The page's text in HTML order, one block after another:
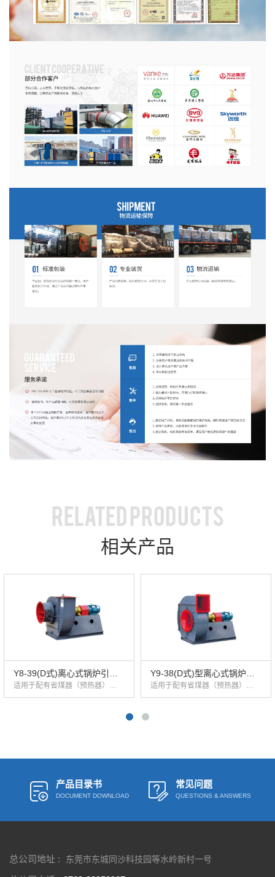
RELATED PRODUCTS
相关产品
Y8-39(D式)离心式锅炉引风
机
适用于配有省煤器（预热器）和消烟除尘装置的系统工程，一般用于0.5-35t/h工业锅炉的引风与通风系统。
Y9-38(D式)型离心式锅炉引
风机
适用于配有省煤器（预热器）和消烟除尘装置的系统工程，一般用于蒸发量2-240t/h的各类蒸汽锅炉引风与通风系统。
产品目录书
DOCUMENT DOWNLOAD
常见问题
QUESTIONS & ANSWERS
总公司地址 : 东莞市东城同沙科技园等水岭新村一号